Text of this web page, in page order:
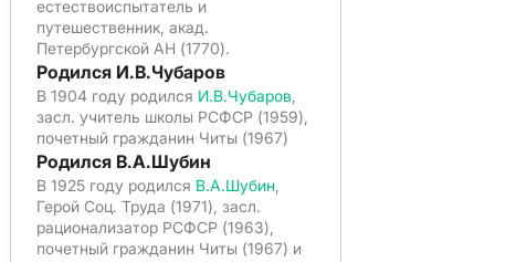
естествоиспытатель и
путешественник, акад.
Петербургской АН (1770).
Родился И.В.Чубаров
В 1904 году родился И.В.Чубаров
засл. учитель школы РСФСР (1959),
почетный гражданин Читы (1967)
Родился В.А.Шубин
В 1925 году родился В.А.Шубин
Герой Соц. Труда (1971), засл.
рационализатор РСФСР (1963),
почетный гражданин Читы (1967) и